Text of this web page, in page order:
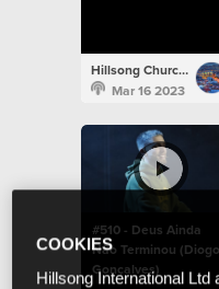
Hillsong Church Portugal
Mar 16 2023
#510 - Deus Ainda
Não Terminou (Diogo
Gonçalves)
COOKIES
Hillsong International Ltd